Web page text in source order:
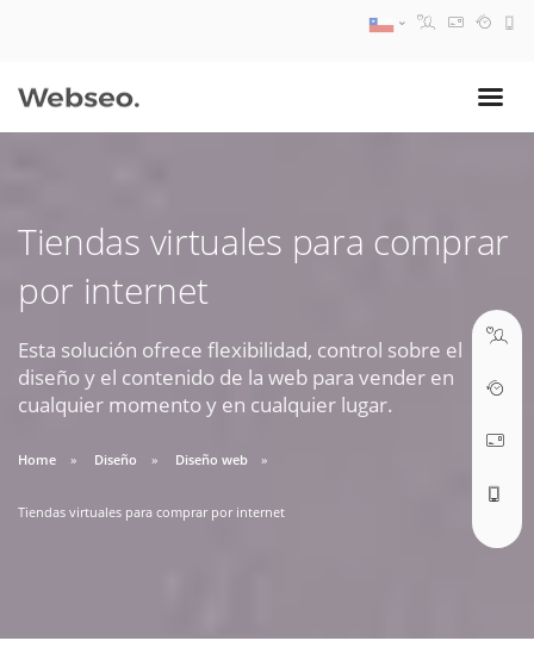
Tiendas virtuales para comprar
por internet
Esta solución ofrece flexibilidad, control sobre el
diseño y el contenido de la web para vender en
cualquier momento y en cualquier lugar.
Home Diseño Diseño web
Tiendas virtuales para comprar por internet
09:30 AM A 18:30 PM
soporte@webseo.cl
ABRIR TICKET